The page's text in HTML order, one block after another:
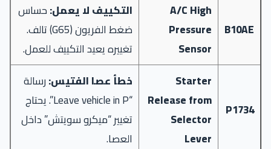
B10AE
A/C High
Pressure
Sensor
التكييف لا يعمل:حساس
ضغط الفريون (G65) تالف.
تغييره يعيد التكييف للعمل.
P1734
Starter
Release from
Selector
Lever
خطأ عصا الفتيس:رسالة
“Leave vehicle in P”. يحتاج
تغيير “ميكرو سويتش” داخل
العصا.